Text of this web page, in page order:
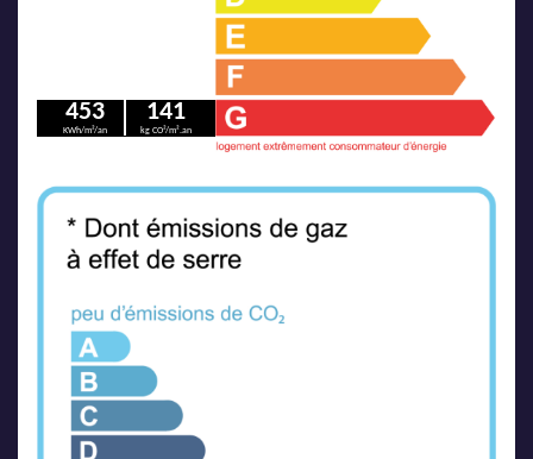
453
KWh/m²/an
141
kg CO²/m².an